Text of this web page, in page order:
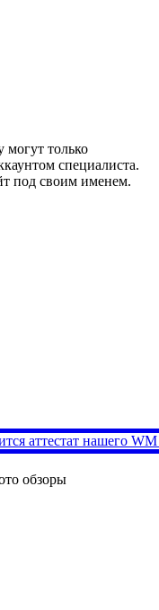
могут только
специалиста.
под своим именем.
обзоры